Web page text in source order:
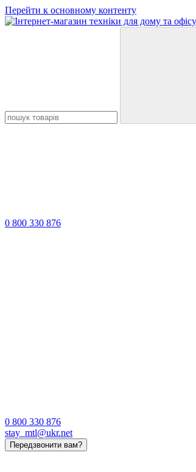
Перейти к основному контенту
0 800 330 876
0 800 330 876
stay_mtl@ukr.net
Передзвонити вам?